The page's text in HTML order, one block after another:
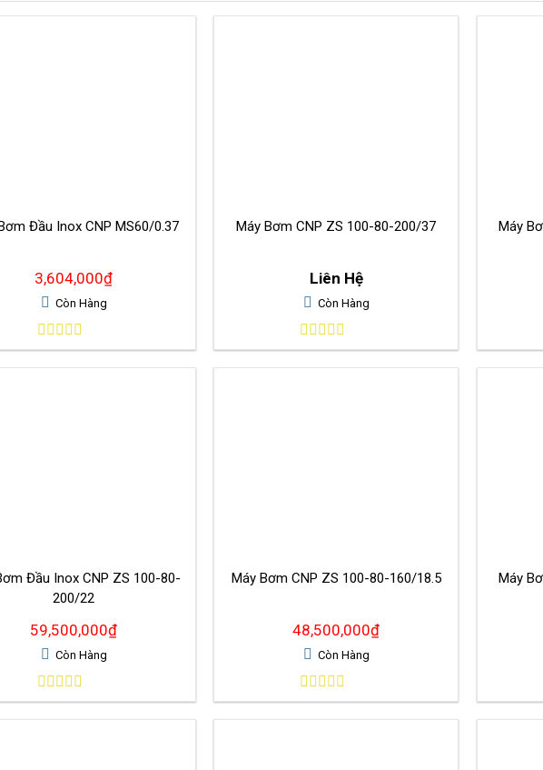
Đầu Inox CNP MS60/0.37
3,604,000₫
Còn Hàng
0
out
Máy Bơm CNP ZS 100-80-200/37
Liên Hệ
Còn Hàng
0
out
Đầu Inox CNP ZS 100-80-
200/22
59,500,000₫
Còn Hàng
0
out
Máy Bơm CNP ZS 100-80-160/18.5
48,500,000₫
Còn Hàng
0
out
Máy